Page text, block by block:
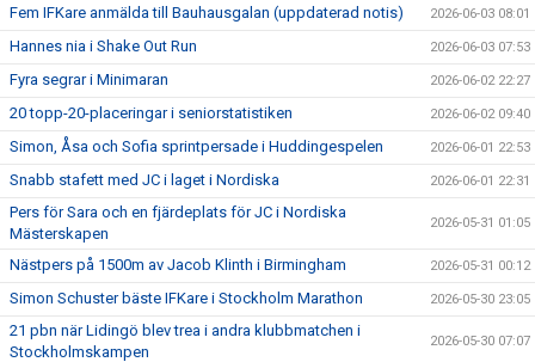
Fem IFKare anmälda till Bauhausgalan (uppdaterad notis) 2026-06-03 08:01
Hannes nia i Shake Out Run 2026-06-03 07:53
Fyra segrar i Minimaran 2026-06-02 22:27
20 topp-20-placeringar i seniorstatistiken 2026-06-02 09:40
Simon, Åsa och Sofia sprintpersade i Huddingespelen 2026-06-01 22:53
Snabb stafett med JC i laget i Nordiska 2026-06-01 22:31
Pers för Sara och en fjärdeplats för JC i Nordiska
Mästerskapen
2026-05-31 01:05
Nästpers på 1500m av Jacob Klinth i Birmingham 2026-05-31 00:12
Simon Schuster bäste IFKare i Stockholm Marathon 2026-05-30 23:05
21 pbn när Lidingö blev trea i andra klubbmatchen i
Stockholmskampen
2026-05-30 07:07